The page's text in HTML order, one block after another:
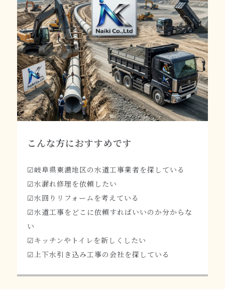
こんな方におすすめです
☑岐阜県東濃地区の水道工事業者を探している
☑水漏れ修理を依頼したい
☑水回りリフォームを考えている
☑水道工事をどこに依頼すればいいのか分からな
い
☑キッチンやトイレを新しくしたい
☑上下水引き込み工事の会社を探している